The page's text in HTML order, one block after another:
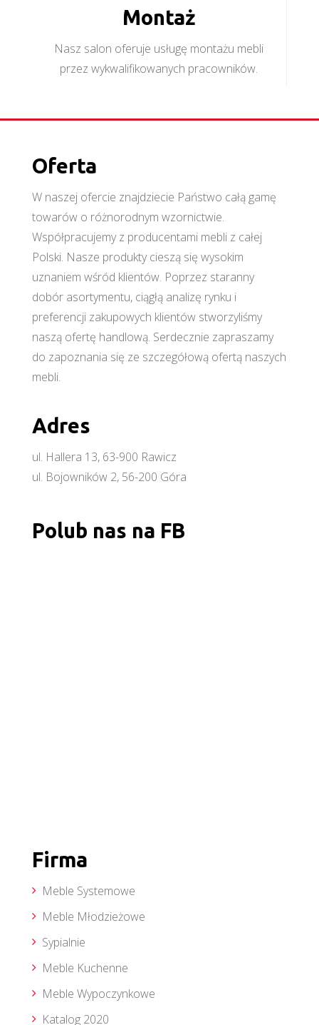
Montaż
Nasz salon oferuje usługę montażu mebli
przez wykwalifikowanych pracowników.
Oferta
W naszej ofercie znajdziecie Państwo całą gamę
towarów o różnorodnym wzornictwie.
Współpracujemy z producentami mebli z całej
Polski. Nasze produkty cieszą się wysokim
uznaniem wśród klientów. Poprzez staranny
dobór asortymentu, ciągłą analizę rynku i
preferencji zakupowych klientów stworzyliśmy
naszą ofertę handlową. Serdecznie zapraszamy
do zapoznania się ze szczegółową ofertą naszych
mebli.
Adres
ul. Hallera 13, 63-900 Rawicz
ul. Bojowników 2, 56-200 Góra
Polub nas na FB
Firma
Meble Systemowe
Meble Młodzieżowe
Sypialnie
Meble Kuchenne
Meble Wypoczynkowe
Katalog 2020